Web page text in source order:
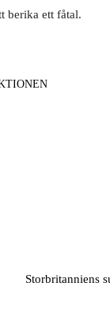
berika ett fåtal.
Storbritanniens